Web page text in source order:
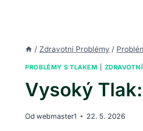
/ Zdravotní Problémy /
PROBLÉMY S TLAKEM
Vysoký
Od webmaster1 22. 5. 2026